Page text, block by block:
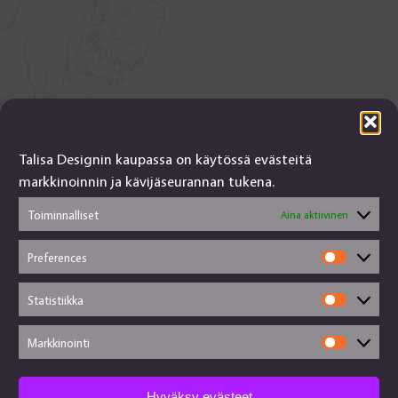
Talisa Designin kaupassa on käytössä evästeitä
markkinoinnin ja kävijäseurannan tukena.
Toiminnalliset Aina aktiivinen
Preferences
Statistiikka
Markkinointi
Talisa Design
tanjalusua@gmail.com
050-4917845
Jälleenmyyjät
Evästekäytännöt